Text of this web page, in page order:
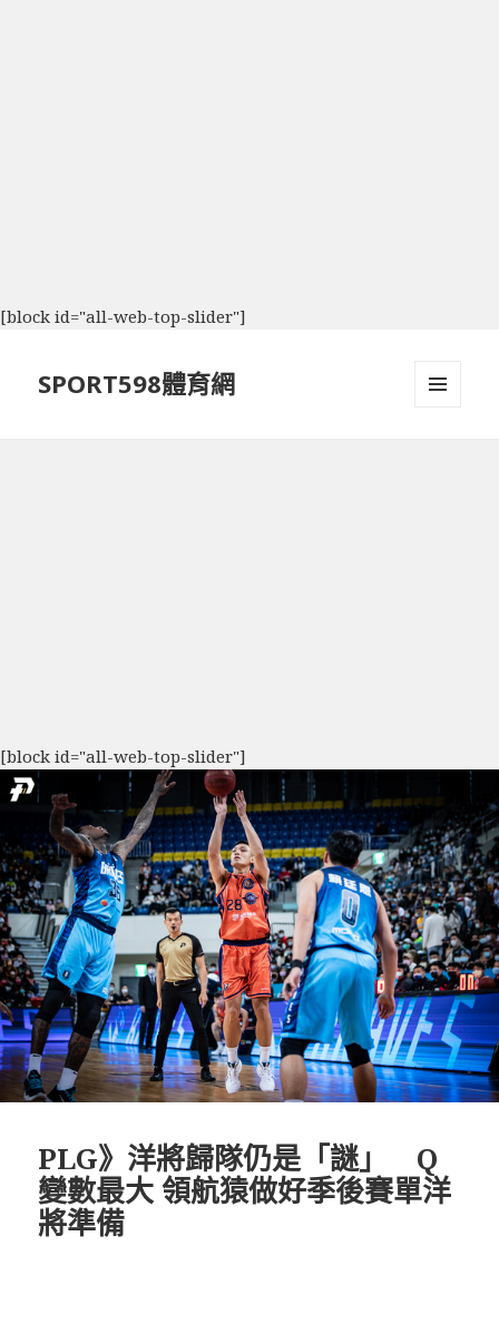
[block id="all-web-top-slider"]
SPORT598體育網
[block id="all-web-top-slider"]
PLG》洋將歸隊仍是「謎」 Q
變數最大 領航猿做好季後賽單洋
將準備